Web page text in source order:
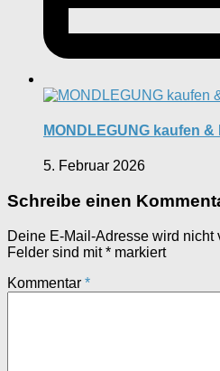
MONDLEGUNG kaufen
5. Februar 2026
Schreibe einen
Deine E-Mail-Adresse wird nicht
Felder sind mit* markiert
Kommentar *